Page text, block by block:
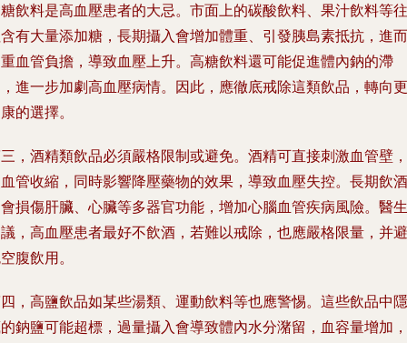
飲料是高血壓患者的大忌。市面上的碳酸飲料、果汁飲料等往
有大量添加糖，長期攝入會增加體重、引發胰島素抵抗，進而
血管負擔，導致血壓上升。高糖飲料還可能促進體內鈉的滯
進一步加劇高血壓病情。因此，應徹底戒除這類飲品，轉向更
的選擇。
，酒精類飲品必須嚴格限制或避免。酒精可直接刺激血管壁，
管收縮，同時影響降壓藥物的效果，導致血壓失控。長期飲酒
損傷肝臟、心臟等多器官功能，增加心腦血管疾病風險。醫生
，高血壓患者最好不飲酒，若難以戒除，也應嚴格限量，并避
腹飲用。
，高鹽飲品如某些湯類、運動飲料等也應警惕。這些飲品中隱
鈉鹽可能超標，過量攝入會導致體內水分潴留，血容量增加，